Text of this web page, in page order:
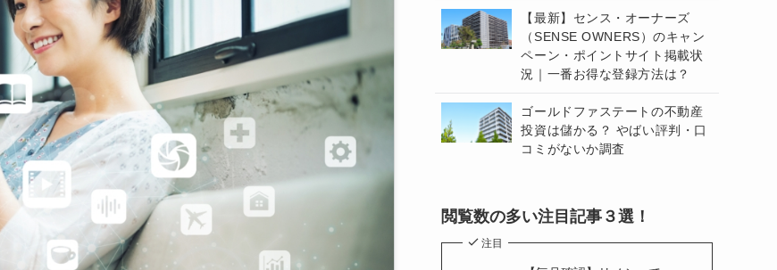
【最新】センス・オーナーズ
（SENSE OWNERS）のキャン
ペーン・ポイントサイト掲載状
況｜一番お得な登録方法は？
ゴールドファステートの不動産
投資は儲かる？ やばい評判・口
コミがないか調査
閲覧数の多い注目記事３選！
注目